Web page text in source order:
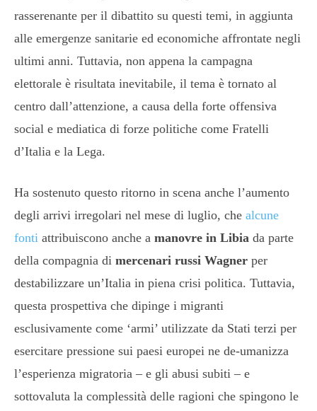
rasserenante per il dibattito su questi temi, in aggiunta
alle emergenze sanitarie ed economiche affrontate negli
ultimi anni. Tuttavia, non appena la campagna
elettorale è risultata inevitabile, il tema è tornato al
centro dall’attenzione, a causa della forte offensiva
social e mediatica di forze politiche come Fratelli
d’Italia e la Lega.
Ha sostenuto questo ritorno in scena anche l’aumento
degli arrivi irregolari nel mese di luglio, che alcune
fonti attribuiscono anche a manovre in Libia da parte
della compagnia di mercenari russi Wagner per
destabilizzare un’Italia in piena crisi politica. Tuttavia,
questa prospettiva che dipinge i migranti
esclusivamente come ‘armi’ utilizzate da Stati terzi per
esercitare pressione sui paesi europei ne de-umanizza
l’esperienza migratoria – e gli abusi subiti – e
sottovaluta la complessità delle ragioni che spingono le